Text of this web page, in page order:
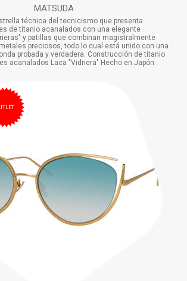
MATSUDA
técnica del tecnicismo que presenta
de titanio acanalados con una elegante
y patillas que combinan magistralmente
preciosos, todo lo cual está unido con una
probada y verdadera. Construcción de titanio
acanalados Laca "Vidriera" Hecho en Japón